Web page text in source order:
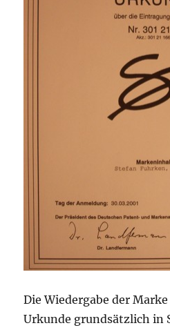
Die Wiedergabe der
Urkunde grundsätzlich in